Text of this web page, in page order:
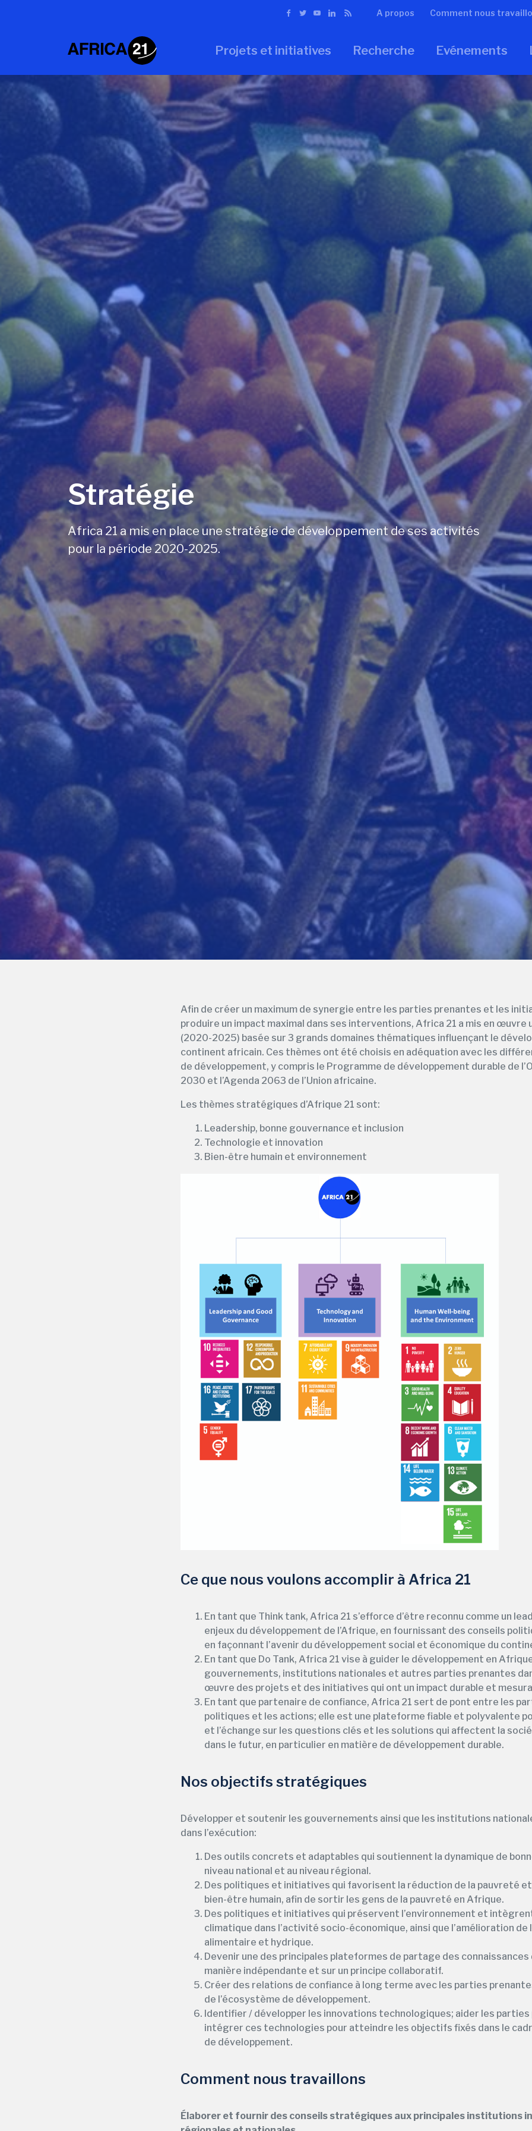
A propos Comment nous
Projets et initiatives Recherche Evénements
Stratégie
Africa 21 a mis en place une stratégie de développement de ses activités
pour la période 2020-2025.
Afin de créer un maximum de synergie entre les parties prenantes et les
produire un impact maximal dans ses interventions, Africa 21 a mis en
(2020-2025) basée sur 3 grands domaines thématiques influençant le
continent africain. Ces thèmes ont été choisis en adéquation avec les
de développement, y compris le Programme de développement durable de
2030 et l’Agenda 2063 de l’Union africaine.
Les thèmes stratégiques d’Afrique 21 sont:
Leadership, bonne gouvernance et inclusion
Technologie et innovation
Bien-être humain et environnement
Ce que nous voulons accomplir à Africa 21
En tant que Think tank, Africa 21 s’efforce d’être reconnu comme un
enjeux du développement de l’Afrique, en fournissant des conseils
en façonnant l’avenir du développement social et économique du
En tant que Do Tank, Africa 21 vise à guider le développement en
gouvernements, institutions nationales et autres parties prenantes
œuvre des projets et des initiatives qui ont un impact durable et
En tant que partenaire de confiance, Africa 21 sert de pont entre les
politiques et les actions; elle est une plateforme fiable et polyvalente
et l’échange sur les questions clés et les solutions qui affectent la
dans le futur, en particulier en matière de développement durable.
Nos objectifs stratégiques
Développer et soutenir les gouvernements ainsi que les institutions
dans l’exécution:
Des outils concrets et adaptables qui soutiennent la dynamique de
niveau national et au niveau régional.
Des politiques et initiatives qui favorisent la réduction de la pauvreté
bien-être humain, afin de sortir les gens de la pauvreté en Afrique.
Des politiques et initiatives qui préservent l’environnement et
climatique dans l’activité socio-économique, ainsi que l’amélioration de
alimentaire et hydrique.
Devenir une des principales plateformes de partage des
manière indépendante et sur un principe collaboratif.
Créer des relations de confiance à long terme avec les parties
de l’écosystème de développement.
Identifier / développer les innovations technologiques; aider les parties
intégrer ces technologies pour atteindre les objectifs fixés dans le
de développement.
Comment nous travaillons
Élaborer et fournir des conseils stratégiques aux principales institutions